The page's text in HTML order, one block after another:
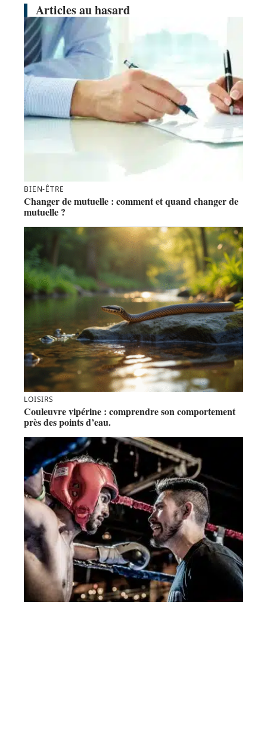
Articles au hasard
BIEN-ÊTRE
Changer de mutuelle : comment et quand changer de
mutuelle ?
LOISIRS
Couleuvre vipérine : comprendre son comportement
près des points d’eau.